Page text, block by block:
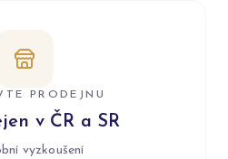
PRODEJNU
v ČR a SR
vyzkoušení